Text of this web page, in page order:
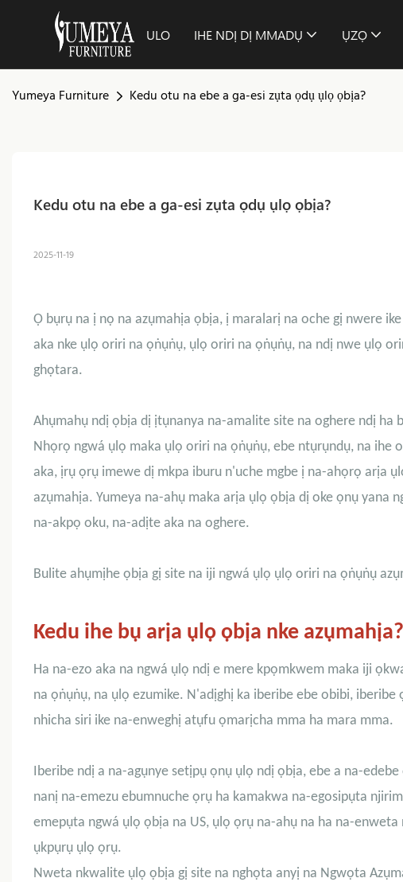
ULO IHE NDỊ DỊ MMADỤ ỤZỌ
Yumeya Furniture Kedu otu na ebe a ga-esi zụta ọdụ ụlọ ọbịa?
Kedu otu na ebe a ga-esi zụta ọdụ ụlọ ọbịa?
2025-11-19
Ọ bụrụ na ị nọ na azụmahịa ọbịa, ị maralarị na oche gị nwere
aka nke ụlọ oriri na ọṅụṅụ, ụlọ oriri na ọṅụṅụ, na ndị nwe ụlọ
ghọtara.
Ahụmahụ ndị ọbịa dị ịtụnanya na-amalite site na oghere ndị
Nhọrọ ngwá ụlọ maka ụlọ oriri na ọṅụṅụ, ebe ntụrụndụ, na
aka, ịrụ ọrụ imewe dị mkpa iburu n'uche mgbe ị na-ahọrọ arịa
azụmahịa. Yumeya na-ahụ maka arịa ụlọ ọbịa dị oke ọnụ
na-akpọ oku, na-adịte aka na oghere.
Bulite ahụmịhe ọbịa gị site na iji ngwá ụlọ ụlọ oriri na ọṅụṅụ
Kedu ihe bụ arịa ụlọ ọbịa nke azụmahịa?
Ha na-ezo aka na ngwá ụlọ ndị e mere kpọmkwem maka iji
na ọṅụṅụ, na ụlọ ezumike. N'adịghị ka iberibe ebe obibi,
nhicha siri ike na-enweghị atụfu ọmarịcha mma ha mara mma.
Iberibe ndị a na-agụnye setịpụ ọnụ ụlọ ndị ọbịa, ebe a na-
nanị na-emezu ebumnuche ọrụ ha kamakwa na-egosipụta
emepụta ngwá ụlọ ọbịa na US, ụlọ ọrụ na-ahụ na ha na-
ụkpụrụ ụlọ ọrụ.
Nweta nkwalite ụlọ ọbịa gị site na nghọta anyị na Ngwọta